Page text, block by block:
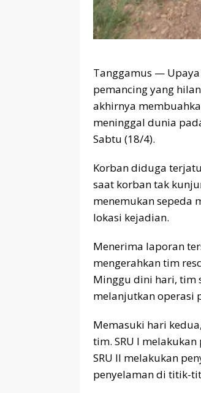
Tanggamus —
pemancing yang
akhirnya
meninggal dunia
Sabtu (18/4).
Korban diduga
saat korban tak
menemukan sepeda
lokasi kejadian.
Menerima laporan
mengerahkan tim
Minggu dini hari, tim
melanjutkan operasi
Memasuki hari
tim. SRU I
SRU II melakukan
penyelaman di titik-